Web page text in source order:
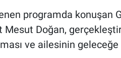
programda konuşan
Mesut Doğan,
ve ailesinin